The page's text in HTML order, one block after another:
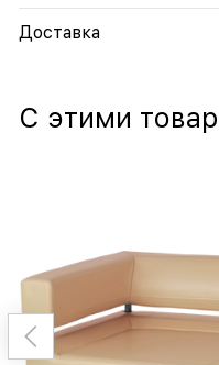
Доставка
С этими